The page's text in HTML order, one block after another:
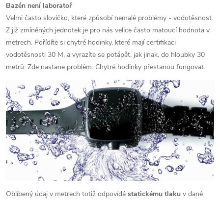
Bazén není laboratoř
Velmi často slovíčko, které způsobí nemalé problémy - vodotěsnost.
Z již zmíněných jednotek je pro nás velice často matoucí hodnota v
metrech. Pořídíte si chytré hodinky, které mají certifikaci
vodotěsnosti 30 M, a vyrazíte se potápět, jak jinak, do hloubky 30
metrů. Zde nastane problém. Chytré hodinky přestanou fungovat.
Oblíbený údaj v metrech totiž odpovídá statickému tlaku v dané